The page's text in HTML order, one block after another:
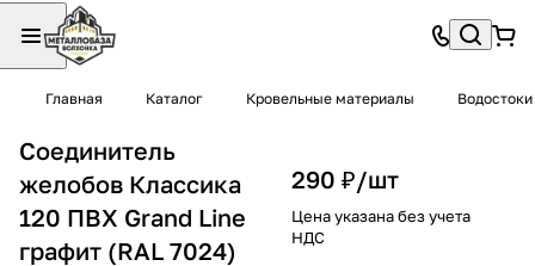
Главная Каталог Кровельные материалы Водостоки
Соединитель
желобов Классика
120 ПВХ Grand Line
графит (RAL 7024)
290 ₽/шт
Цена указана без учета
НДС